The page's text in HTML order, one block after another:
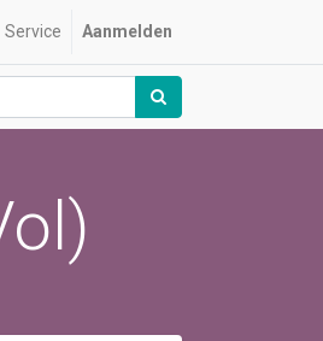
Service Aanmelden